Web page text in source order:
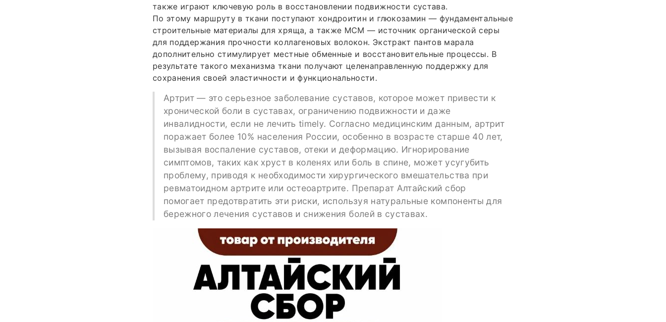
также играют ключевую роль в восстановлении подвижности сустава.
По этому маршруту в ткани поступают хондроитин и глюкозамин — фундаментальные
строительные материалы для хряща, а также МСМ — источник органической серы
для поддержания прочности коллагеновых волокон. Экстракт пантов марала
дополнительно стимулирует местные обменные и восстановительные процессы. В
результате такого механизма ткани получают целенаправленную поддержку для
сохранения своей эластичности и функциональности.
Артрит — это серьезное заболевание суставов, которое может привести к
хронической боли в суставах, ограничению подвижности и даже
инвалидности, если не лечить timely. Согласно медицинским данным, артрит
поражает более 10% населения России, особенно в возрасте старше 40 лет,
вызывая воспаление суставов, отеки и деформацию. Игнорирование
симптомов, таких как хруст в коленях или боль в спине, может усугубить
проблему, приводя к необходимости хирургического вмешательства при
ревматоидном артрите или остеоартрите. Препарат Алтайский сбор
помогает предотвратить эти риски, используя натуральные компоненты для
бережного лечения суставов и снижения болей в суставах.